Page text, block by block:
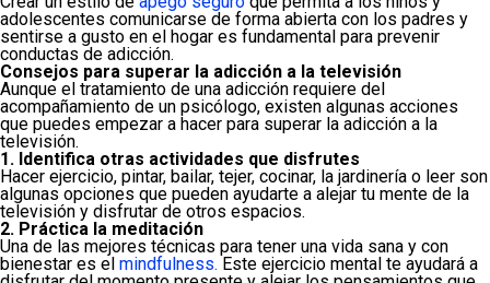
adolescentes comunicarse de forma abierta con los padres y
sentirse a gusto en el hogar es fundamental para prevenir
conductas de adicción.
Consejos para superar la adicción a la televisión
Aunque el tratamiento de una adicción requiere del
acompañamiento de un psicólogo, existen algunas acciones
que puedes empezar a hacer para superar la adicción a la
televisión.
1. Identifica otras actividades que disfrutes
Hacer ejercicio, pintar, bailar, tejer, cocinar, la jardinería o leer son
algunas opciones que pueden ayudarte a alejar tu mente de la
televisión y disfrutar de otros espacios.
2. Práctica la meditación
Una de las mejores técnicas para tener una vida sana y con
bienestar es el mindfulness. Este ejercicio mental te ayudará a